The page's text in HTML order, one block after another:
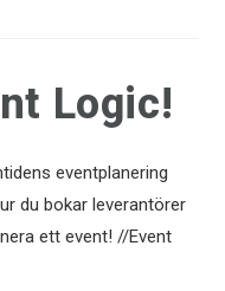
Logic!
eventplanering
du bokar leverantörer
ett event! //Event